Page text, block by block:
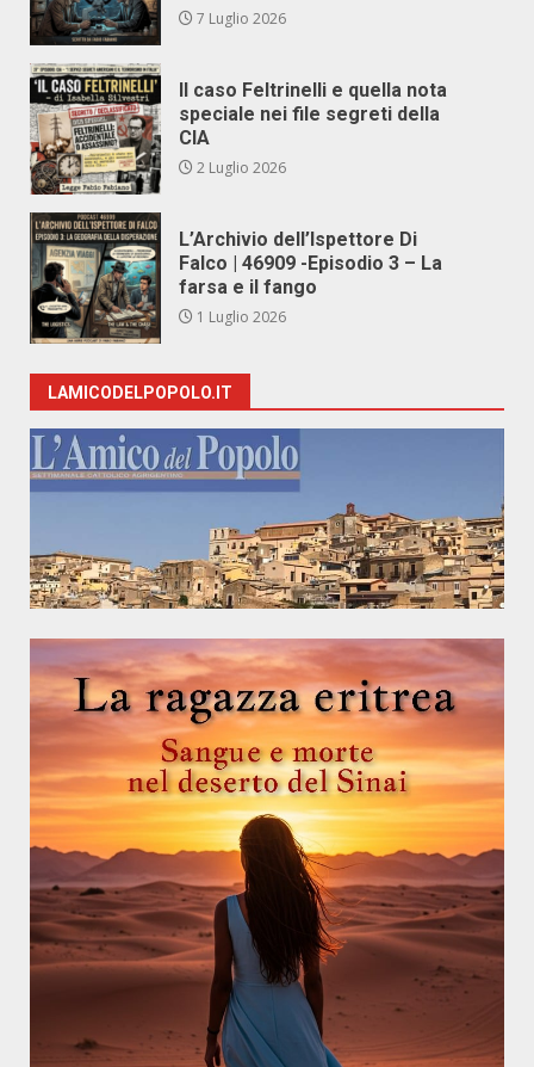
7 Luglio 2026
Il caso Feltrinelli e quella nota
speciale nei file segreti della
CIA
2 Luglio 2026
L’Archivio dell’Ispettore Di
Falco | 46909 -Episodio 3 – La
farsa e il fango
1 Luglio 2026
LAMICODELPOPOLO.IT